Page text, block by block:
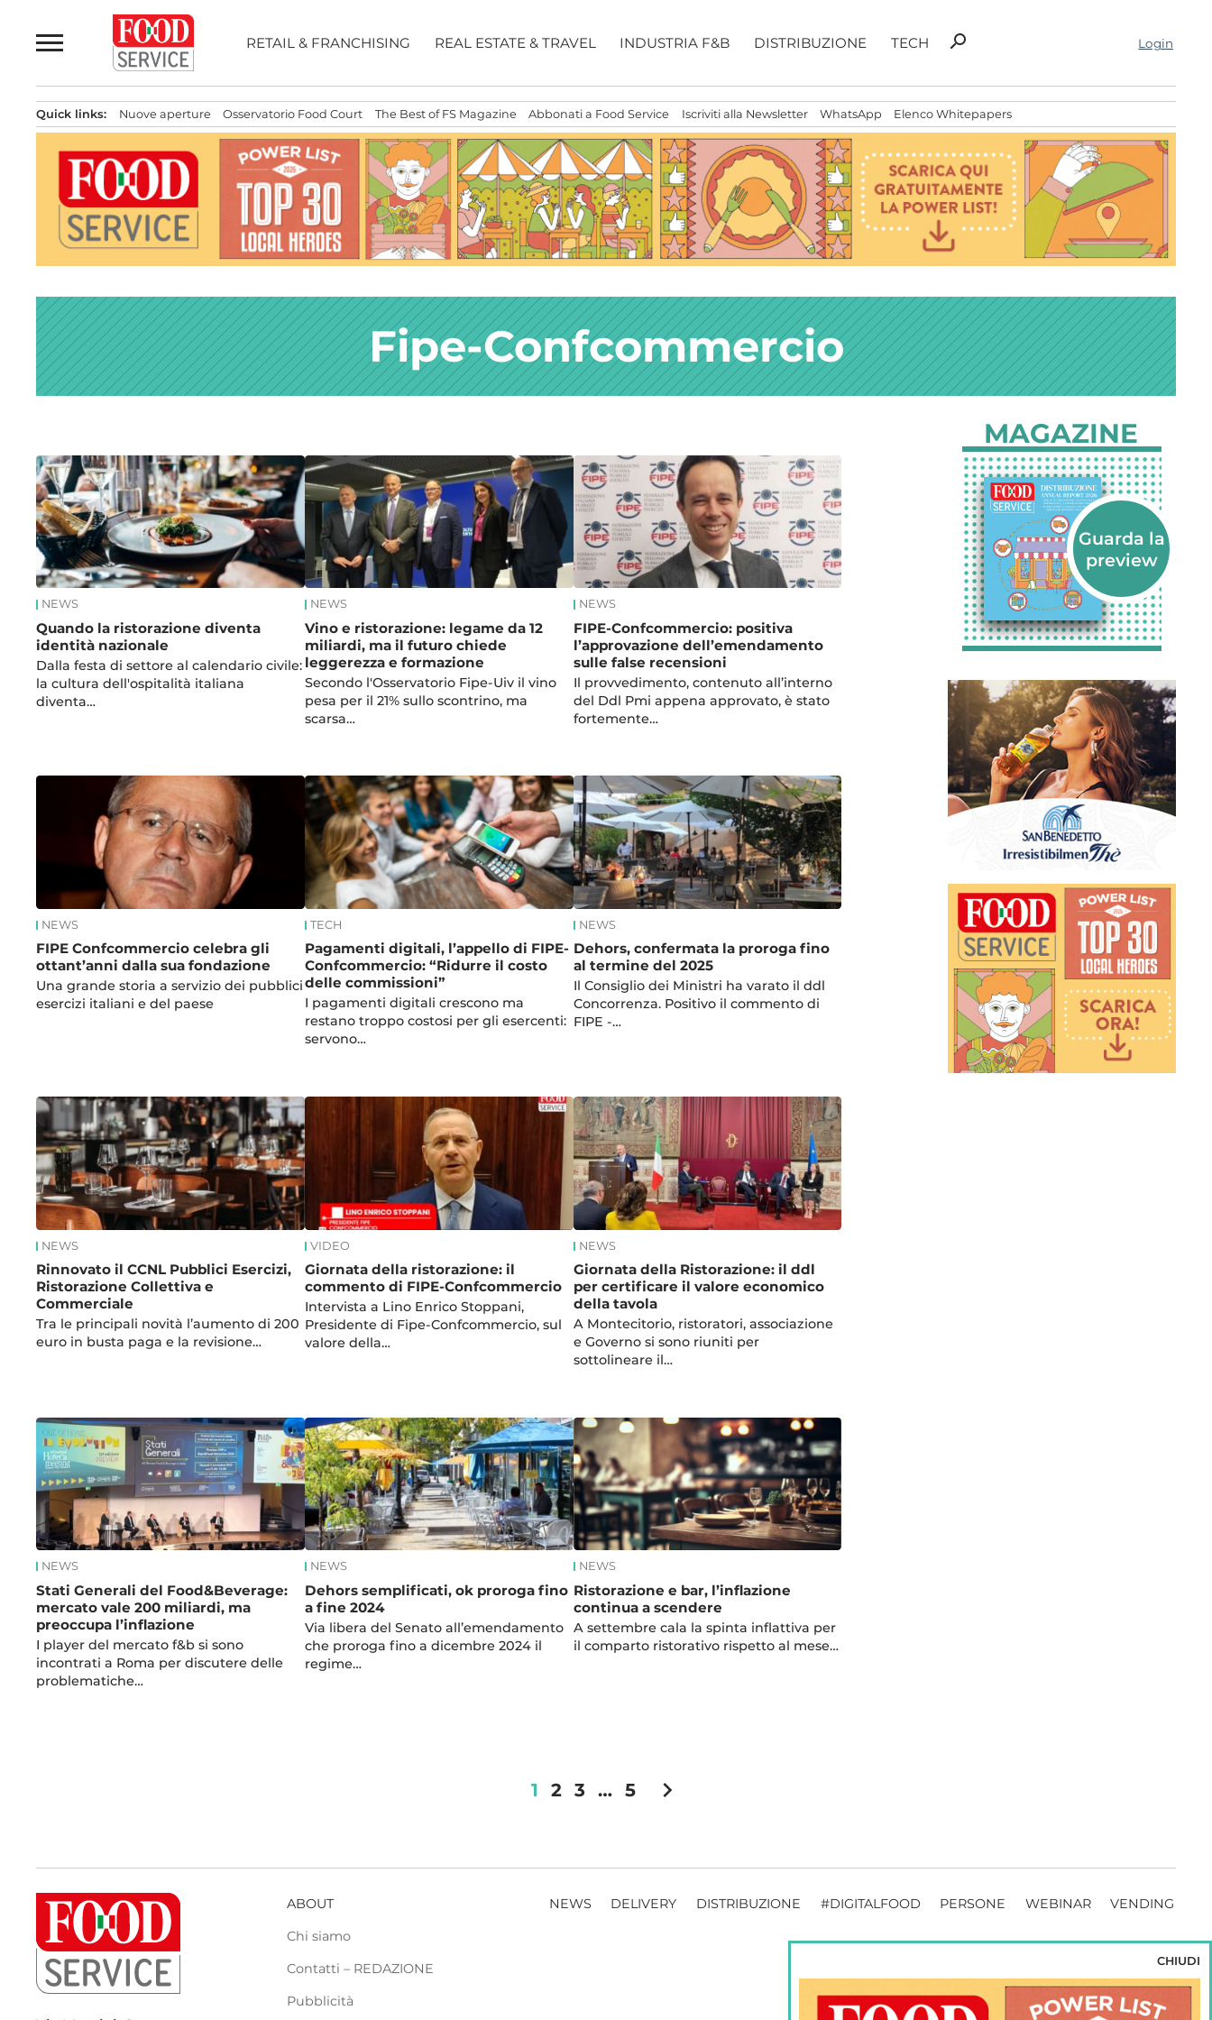
al
contenuto
RETAIL & FRANCHISING REAL ESTATE & TRAVEL INDUSTRIA F&B DISTRIBUZIONE TECH
Ricerca
search Login
Quick links: Nuove aperture Osservatorio Food Court The Best of FS Magazine Abbonati a Food Service Iscriviti alla Newsletter WhatsApp Elenco Whitepapers
Fipe-Confcommercio
News
NEWS
Quando la ristorazione diventa
identità nazionale
Dalla festa di settore al calendario civile:
la cultura dell'ospitalità italiana
diventa…
NEWS
Vino e ristorazione: legame da 12
miliardi, ma il futuro chiede
leggerezza e formazione
Secondo l'Osservatorio Fipe-Uiv il vino
pesa per il 21% sullo scontrino, ma
scarsa…
NEWS
FIPE-Confcommercio: positiva
l’approvazione dell’emendamento
sulle false recensioni
Il provvedimento, contenuto all’interno
del Ddl Pmi appena approvato, è stato
fortemente…
NEWS
FIPE Confcommercio celebra gli
ottant’anni dalla sua fondazione
Una grande storia a servizio dei pubblici
esercizi italiani e del paese
TECH
Pagamenti digitali, l’appello di FIPE-
Confcommercio: “Ridurre il costo
delle commissioni”
I pagamenti digitali crescono ma
restano troppo costosi per gli esercenti:
servono…
NEWS
Dehors, confermata la proroga fino
al termine del 2025
Il Consiglio dei Ministri ha varato il ddl
Concorrenza. Positivo il commento di
FIPE -…
NEWS
Rinnovato il CCNL Pubblici Esercizi,
Ristorazione Collettiva e
Commerciale
Tra le principali novità l’aumento di 200
euro in busta paga e la revisione…
VIDEO
Giornata della ristorazione: il
commento di FIPE-Confcommercio
Intervista a Lino Enrico Stoppani,
Presidente di Fipe-Confcommercio, sul
valore della…
NEWS
Giornata della Ristorazione: il ddl
per certificare il valore economico
della tavola
A Montecitorio, ristoratori, associazione
e Governo si sono riuniti per
sottolineare il…
NEWS
Stati Generali del Food&Beverage:
mercato vale 200 miliardi, ma
preoccupa l’inflazione
I player del mercato f&b si sono
incontrati a Roma per discutere delle
problematiche…
NEWS
Dehors semplificati, ok proroga fino
a fine 2024
Via libera del Senato all’emendamento
che proroga fino a dicembre 2024 il
regime…
NEWS
Ristorazione e bar, l’inflazione
continua a scendere
A settembre cala la spinta inflattiva per
il comparto ristorativo rispetto al mese…
MAGAZINE
1 2 3 … 5 chevron_right
ABOUT
Chi siamo
Contatti – REDAZIONE
Pubblicità
NEWS DELIVERY DISTRIBUZIONE #DIGITALFOOD PERSONE WEBINAR VENDING
CHIUDI